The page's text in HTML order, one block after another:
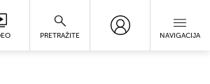
PRETRAŽITE NAVIGACIJA